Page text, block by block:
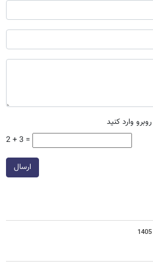
وارد کنید
2 + 3 =
ارسال